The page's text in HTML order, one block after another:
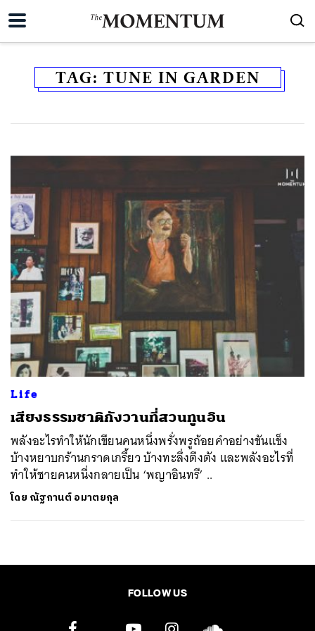
TAG: TUNE IN GARDEN
Life
เสียงธรรมชาติกังวานที่สวนทูนอิน
พลังอะไรทำให้นักเขียนคนหนึ่งพรั่งพรูถ้อยคำอย่างขันแข็ง
บ้างหยาบกร้านกราดเกรี้ยว บ้างทะลึ่งตึงตัง และพลังอะไรที่
ทำให้ชายคนหนึ่งกลายเป็น ‘พญาอินทรี’ ..
โดย ณัฐกานต์ อมาตยกุล
FOLLOW US
ค้นหา
SHARE TWEET LINE EMAIL